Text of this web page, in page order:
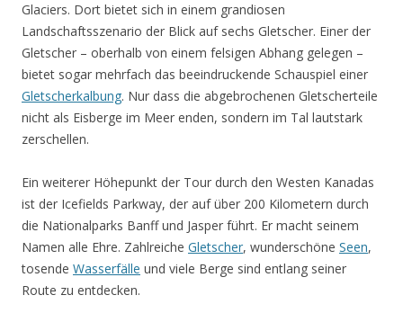
Glaciers. Dort bietet sich in einem grandiosen
Landschaftsszenario der Blick auf sechs Gletscher. Einer der
Gletscher – oberhalb von einem felsigen Abhang gelegen –
bietet sogar mehrfach das beeindruckende Schauspiel einer
Gletscherkalbung. Nur dass die abgebrochenen Gletscherteile
nicht als Eisberge im Meer enden, sondern im Tal lautstark
zerschellen.
Ein weiterer Höhepunkt der Tour durch den Westen Kanadas
ist der Icefields Parkway, der auf über 200 Kilometern durch
die Nationalparks Banff und Jasper führt. Er macht seinem
Namen alle Ehre. Zahlreiche Gletscher, wunderschöne Seen,
tosende Wasserfälle und viele Berge sind entlang seiner
Route zu entdecken.